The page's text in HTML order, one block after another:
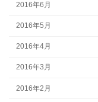
2016年6月
2016年5月
2016年4月
2016年3月
2016年2月